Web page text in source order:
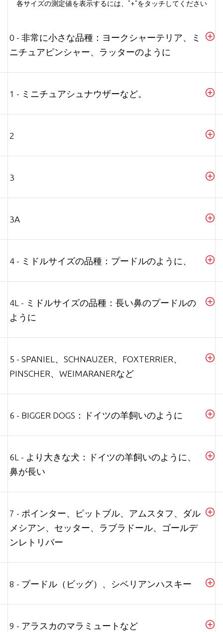
各サイズの測定値を表示するには、"+"をタッチしてください
0 - 非常に小さな品種：ヨークシャーテリア、ミ
ニチュアピンシャー、ラッターのように
1 - ミニチュアシュナウザーなど。
2
3
3A
4 - ミドルサイズの品種：プードルのように、
4L - ミドルサイズの品種：長い鼻のプードルの
ように
5 - SPANIEL、SCHNAUZER、FOXTERRIER、
PINSCHER、WEIMARANERなど
6 - BIGGER DOGS：ドイツの羊飼いのように
6L - より大きな犬：ドイツの羊飼いのように、
鼻が長い
7 - ポインター、ピットブル、アムスタフ、ダル
メシアン、セッター、ラブラドール、ゴールデ
ンレトリバー
8 - プードル（ビッグ）、シベリアンハスキー
9 - アラスカのマラミュートなど